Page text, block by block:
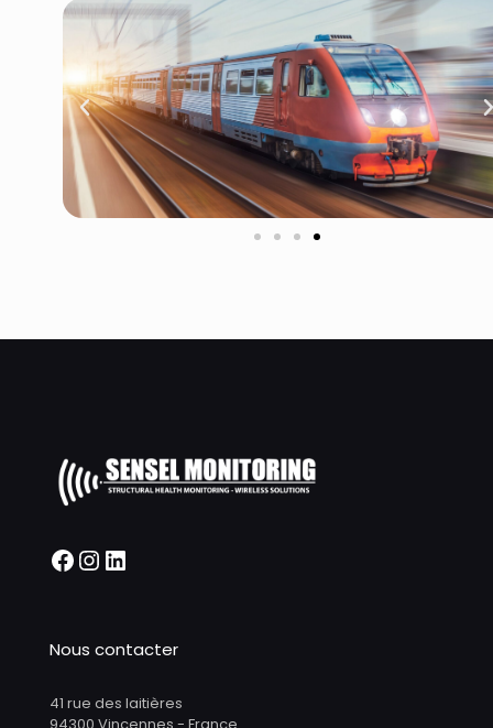
Nous contacter
41 rue des laitières
94300 Vincennes - France